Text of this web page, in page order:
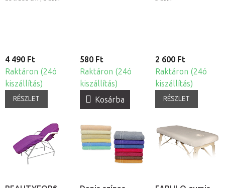
4 490 Ft
Raktáron (24ó
kiszállítás)
RÉSZLET
580 Ft
Raktáron (24ó
kiszállítás)
Kosárba
2 600 Ft
Raktáron (24ó
kiszállítás)
RÉSZLET